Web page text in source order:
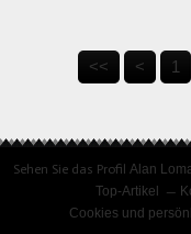
<< < 1
Sehen Sie das Profil Alan
Top-Artikel
Cookies und